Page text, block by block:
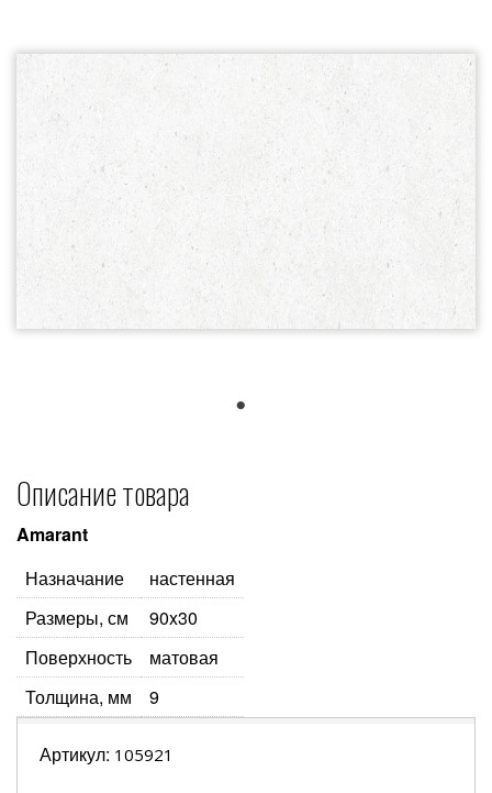
Описание товара
Amarant
Назначание
настенная
Размеры, см
90x30
Поверхность
матовая
Толщина, мм
9
Артикул: 105921